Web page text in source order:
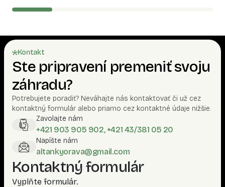
Kontakt
Ste pripravení premeniť svoju
záhradu?
Potrebujete poradiť? Neváhajte nás kontaktovať či už cez
kontaktný formulár alebo priamo cez kontaktné údaje nižšie.
Zavolajte nám
+421 903 905 902, +421 43/381 05 20
Napíšte nám
altankyorava@gmail.com
Kontaktný formulár
Vyplňte formulár.